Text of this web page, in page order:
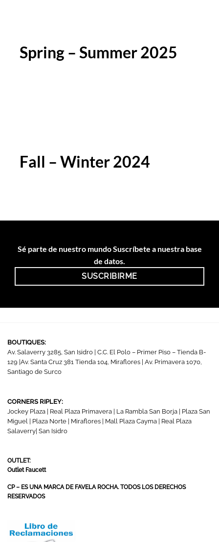
Spring – Summer 2025
Fall – Winter 2024
Sé parte de nuestro mundo Suscríbete a nuestra base
de datos.
SUSCRIBIRME
BOUTIQUES:
Av. Salaverry 3285, San Isidro | C.C. El Polo – Primer Piso – Tienda B-
129 |Av. Santa Cruz 381 Tienda 104, Miraflores | Av. Primavera 1070,
Santiago de Surco
CORNERS RIPLEY:
Jockey Plaza | Real Plaza Primavera | La Rambla San Borja | Plaza San
Miguel | Plaza Norte | Miraflores | Mall Plaza Cayma | Real Plaza
Salaverry| San Isidro
OUTLET:
Outlet Faucett
CP – ES UNA MARCA DE FAVELA ROCHA. TODOS LOS DERECHOS
RESERVADOS